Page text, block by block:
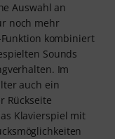
Auswahl an
noch mehr
kombiniert
Sounds
Im
auch ein
Rückseite
Klavierspiel mit